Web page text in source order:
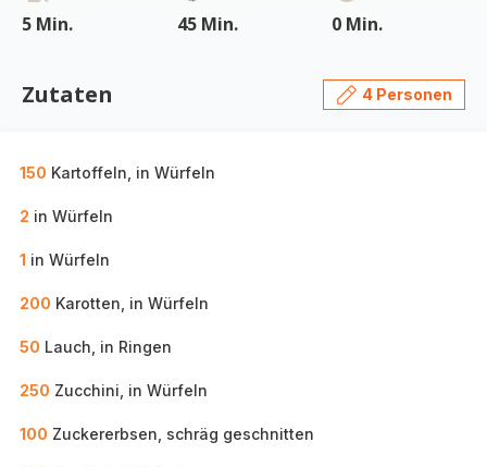
5 Min. 45 Min. 0 Min.
Zutaten 4 Personen
150 Kartoffeln, in Würfeln
2 in Würfeln
1 in Würfeln
200 Karotten, in Würfeln
50 Lauch, in Ringen
250 Zucchini, in Würfeln
100 Zuckererbsen, schräg geschnitten